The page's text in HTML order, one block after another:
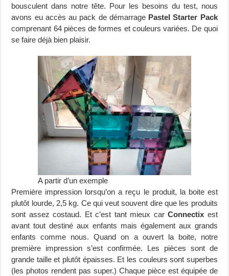
bousculent dans notre tête. Pour les besoins du test, nous
avons eu accès au pack de démarrage Pastel Starter Pack
comprenant 64 pièces de formes et couleurs variées. De quoi
se faire déjà bien plaisir.
A partir d’un exemple
Première impression lorsqu’on a reçu le produit, la boite est
plutôt lourde, 2,5 kg. Ce qui veut souvent dire que les produits
sont assez costaud. Et c’est tant mieux carConnectix est
avant tout destiné aux enfants mais également aux grands
enfants comme nous. Quand on a ouvert la boite, notre
première impression s’est confirmée. Les pièces sont de
grande taille et plutôt épaisses. Et les couleurs sont superbes
(les photos rendent pas super.) Chaque pièce est équipée de